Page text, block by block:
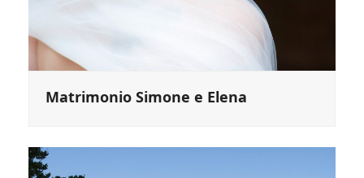
Matrimonio Simone e Elena